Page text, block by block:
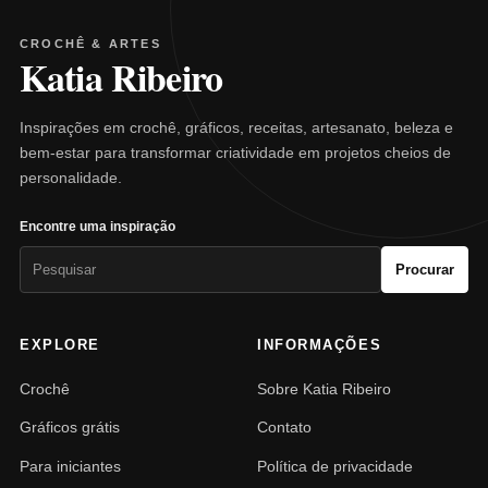
CROCHÊ & ARTES
Katia Ribeiro
Inspirações em crochê, gráficos, receitas, artesanato, beleza e
bem-estar para transformar criatividade em projetos cheios de
personalidade.
Encontre uma inspiração
Procurar
EXPLORE
Crochê
Gráficos grátis
Para iniciantes
INFORMAÇÕES
Sobre Katia Ribeiro
Contato
Política de privacidade